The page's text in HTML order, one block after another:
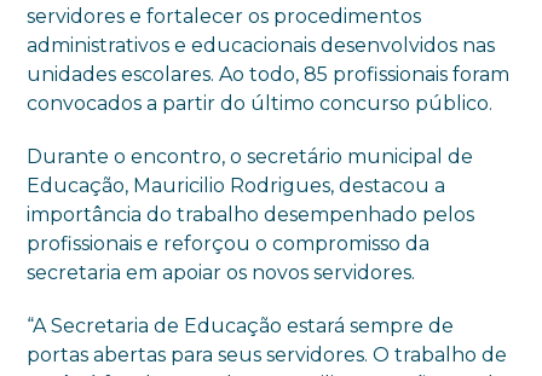
servidores e fortalecer os procedimentos
administrativos e educacionais desenvolvidos nas
unidades escolares. Ao todo, 85 profissionais foram
convocados a partir do último concurso público.
Durante o encontro, o secretário municipal de
Educação, Mauricilio Rodrigues, destacou a
importância do trabalho desempenhado pelos
profissionais e reforçou o compromisso da
secretaria em apoiar os novos servidores.
“A Secretaria de Educação estará sempre de
portas abertas para seus servidores. O trabalho de